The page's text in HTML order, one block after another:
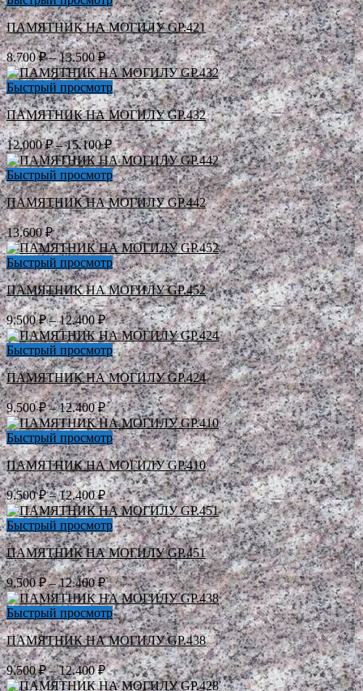
–
15.100 ₽
ПАМЯТНИК НА МОГИЛУ GP.421
8.700₽ – 13.500₽Диапазон
цен:
8.700 ₽
–
13.500 ₽
Быстрый просмотр
ПАМЯТНИК НА МОГИЛУ GP.432
12.000₽ – 15.100₽Диапазон
цен:
12.000 ₽
–
15.100 ₽
Быстрый просмотр
ПАМЯТНИК НА МОГИЛУ GP.442
13.600₽
Быстрый просмотр
ПАМЯТНИК НА МОГИЛУ GP.452
9.500₽ – 12.400₽Диапазон
цен:
9.500 ₽
–
12.400 ₽
Быстрый просмотр
ПАМЯТНИК НА МОГИЛУ GP.424
9.500₽ – 12.400₽Диапазон
цен:
9.500 ₽
–
12.400 ₽
Быстрый просмотр
ПАМЯТНИК НА МОГИЛУ GP.410
9.500₽ – 12.400₽Диапазон
цен:
9.500 ₽
–
12.400 ₽
Быстрый просмотр
ПАМЯТНИК НА МОГИЛУ GP.451
9.500₽ – 12.400₽Диапазон
цен:
9.500 ₽
–
12.400 ₽
Быстрый просмотр
ПАМЯТНИК НА МОГИЛУ GP.438
9.500₽ – 12.400₽Диапазон
цен: